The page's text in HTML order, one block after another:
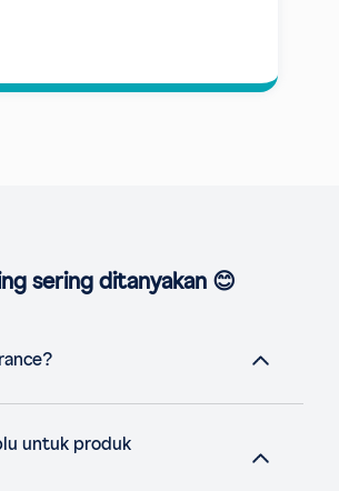
sering ditanyakan 😊
untuk produk